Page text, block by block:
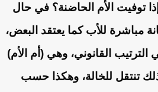
في حال
مباشرة للأب كما يعتقد البعض،
الترتيب القانوني، وهي (أم الأم)
ذلك تنتقل للخالة، وهكذا حسب